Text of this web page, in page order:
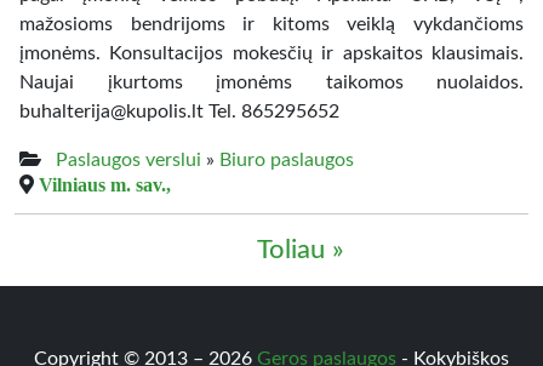
mažosioms bendrijoms ir kitoms veiklą vykdančioms
įmonėms. Konsultacijos mokesčių ir apskaitos klausimais.
Naujai įkurtoms įmonėms taikomos nuolaidos.
buhalterija@kupolis.lt Tel. 865295652
Paslaugos verslui » Biuro paslaugos
Vilniaus m. sav.,
Toliau »
Copyright © 2013 – 2026 Geros paslaugos - Kokybiškos